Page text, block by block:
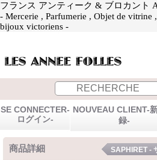
フランス アンティーク & ブロカント
- Mercerie , Parfumerie , Objet de vitrine
bijoux victoriens -
SE CONNECTER-
ログイン-
NOUVEAU CLIENT-
録-
商品詳細 SAPHIRET -